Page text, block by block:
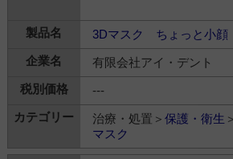
3Dマスク ちょっと小顔
有限会社アイ・デント
---
治療・処置＞ 保護・衛生 ＞
マスク